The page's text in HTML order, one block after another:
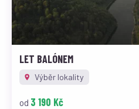
LET BALÓNEM
Výběr lokality
od 3 190 Kč